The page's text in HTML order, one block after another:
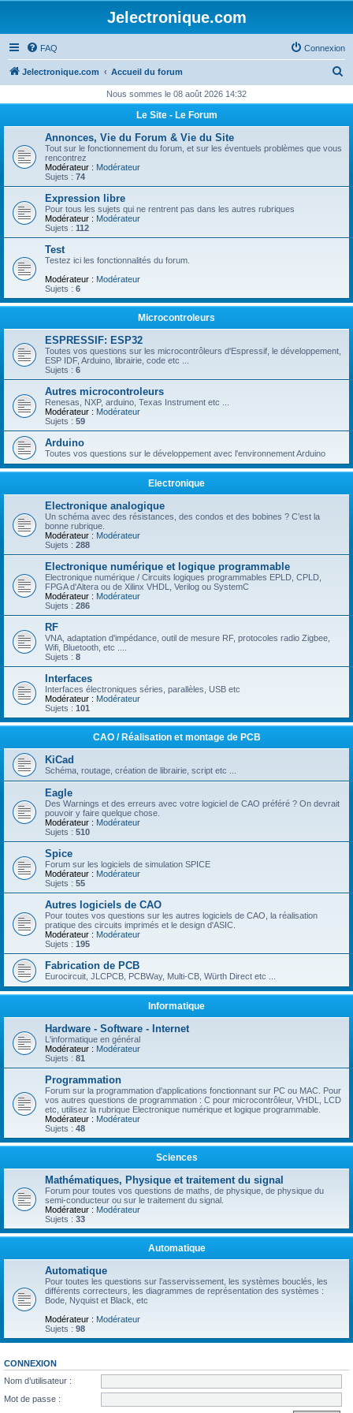
Jelectronique.com
FAQ Connexion
Jelectronique.com Accueil du forum
h
c
r
Nous sommes le 08 août 2026 14:32
Le Site - Le Forum
Annonces, Vie du Forum & Vie du Site
Tout sur le fonctionnement du forum, et sur les éventuels problèmes que vous
rencontrez
Modérateur : Modérateur
Sujets : 74
Expression libre
Pour tous les sujets qui ne rentrent pas dans les autres rubriques
Modérateur : Modérateur
Sujets : 112
Test
Testez ici les fonctionnalités du forum.
Modérateur : Modérateur
Sujets : 6
Microcontroleurs
ESPRESSIF: ESP32
Toutes vos questions sur les microcontrôleurs d'Espressif, le développement,
ESP IDF, Arduino, librairie, code etc ...
Sujets : 6
Autres microcontroleurs
Renesas, NXP, arduino, Texas Instrument etc ...
Modérateur : Modérateur
Sujets : 59
Arduino
Toutes vos questions sur le développement avec l'environnement Arduino
Electronique
Electronique analogique
Un schéma avec des résistances, des condos et des bobines ? C’est la
bonne rubrique.
Modérateur : Modérateur
Sujets : 288
Electronique numérique et logique programmable
Electronique numérique / Circuits logiques programmables EPLD, CPLD,
FPGA d'Altera ou de Xilinx VHDL, Verilog ou SystemC
Modérateur : Modérateur
Sujets : 286
RF
VNA, adaptation d'impédance, outil de mesure RF, protocoles radio Zigbee,
Wifi, Bluetooth, etc ....
Sujets : 8
Interfaces
Interfaces électroniques séries, parallèles, USB etc
Modérateur : Modérateur
Sujets : 101
CAO / Réalisation et montage de PCB
KiCad
Schéma, routage, création de librairie, script etc ...
Eagle
Des Warnings et des erreurs avec votre logiciel de CAO préféré ? On devrait
pouvoir y faire quelque chose.
Modérateur : Modérateur
Sujets : 510
Spice
Forum sur les logiciels de simulation SPICE
Modérateur : Modérateur
Sujets : 55
Autres logiciels de CAO
Pour toutes vos questions sur les autres logiciels de CAO, la réalisation
pratique des circuits imprimés et le design d'ASIC.
Modérateur : Modérateur
Sujets : 195
Fabrication de PCB
Eurocircuit, JLCPCB, PCBWay, Multi-CB, Würth Direct etc ...
Informatique
Hardware - Software - Internet
L'informatique en général
Modérateur : Modérateur
Sujets : 81
Programmation
Forum sur la programmation d'applications fonctionnant sur PC ou MAC. Pour
vos autres questions de programmation : C pour microcontrôleur, VHDL, LCD
etc, utilisez la rubrique Electronique numérique et logique programmable.
Modérateur : Modérateur
Sujets : 48
Sciences
Mathématiques, Physique et traitement du signal
Forum pour toutes vos questions de maths, de physique, de physique du
semi-conducteur ou sur le traitement du signal.
Modérateur : Modérateur
Sujets : 33
Automatique
Automatique
Pour toutes les questions sur l’asservissement, les systèmes bouclés, les
différents correcteurs, les diagrammes de représentation des systèmes :
Bode, Nyquist et Black, etc
Modérateur : Modérateur
Sujets : 98
CONNEXION
Nom d’utilisateur :
Mot de passe :